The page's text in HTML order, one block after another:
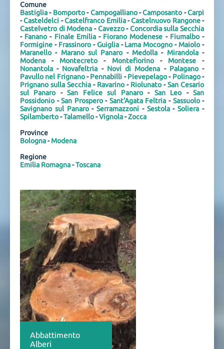
Comune
Bastiglia- Bomporto-Campogalliano-Camposanto -Carpi
-Casteldelci -Castelfranco Emilia-Castelnuovo Rangone-
Castelvetro di Modena -Cavezzo-Concordia sulla Secchia
- Fanano - Finale Emilia- Fiorano Modenese - Fiumalbo-
Formigine - Frassinoro-Guiglia-Lama Mocogno - Maiolo -
Maranello - Marano sul Panaro - Medolla - Mirandola-
Modena - Montecreto - Montefiorino- Montese-
Nonantola - Novafeltria - Novi di Modena - Palagano-
Pavullo nel Frignano-Pennabilli -Pievepelago- Polinago-
Prignano sulla Secchia - Ravarino - Riolunato -San Cesario
sul Panaro -San Felice sul Panaro- San Leo -San
Possidonio -San Prospero- Sant'Agata Feltria - Sassuolo-
Savignano sul Panaro-Serramazzoni - Sestola-Soliera -
Spilamberto-Talamello-Vignola-Zocca
Province
Bologna-Modena
Regione
Emilia Romagna-Toscana
Abbattimento
Alberi